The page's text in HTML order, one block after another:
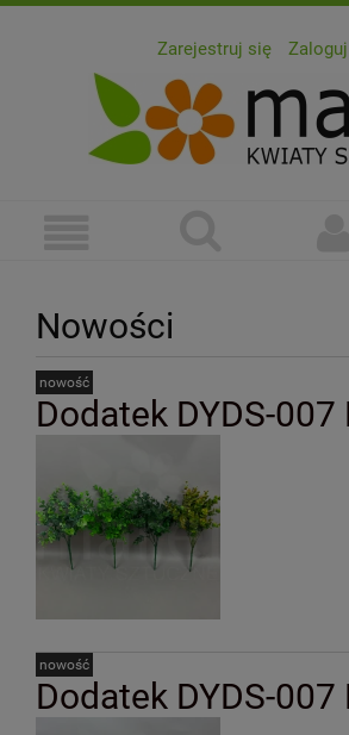
Zarejestruj się
Nowości
Dodatek DYDS-007
nowość
Dodatek DYDS-007
nowość